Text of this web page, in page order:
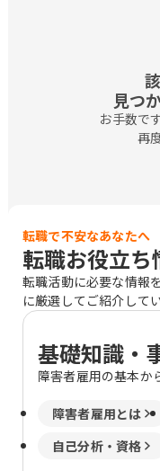
見つ
お手数で
再
転職で不安なあなたへ
転職お役立ち
転職活動に必要な情報
に厳選してご紹介してい
基礎知識・
障害者雇用の基本か
障害者雇用とは
自己分析・資格